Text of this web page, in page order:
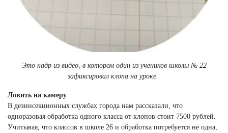
Это кадр из видео, в котором один из учеников школы № 22
зафиксировал клопа на уроке.
Ловить на камеру
В дезинсекционных службах города нам рассказали, что
одноразовая обработка одного класса от клопов стоит 7500 рублей.
Учитывая, что классов в школе 26 и обработка потребуется не одна,